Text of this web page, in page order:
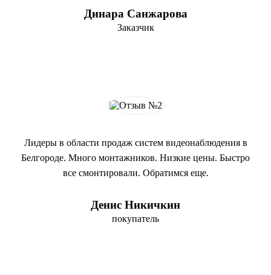
Динара Санжарова
Заказчик
Лидеры в области продаж систем видеонаблюдения в
Белгороде. Много монтажников. Низкие цены. Быстро
все смонтировали. Обратимся еще.
Денис Никичкин
покупатель